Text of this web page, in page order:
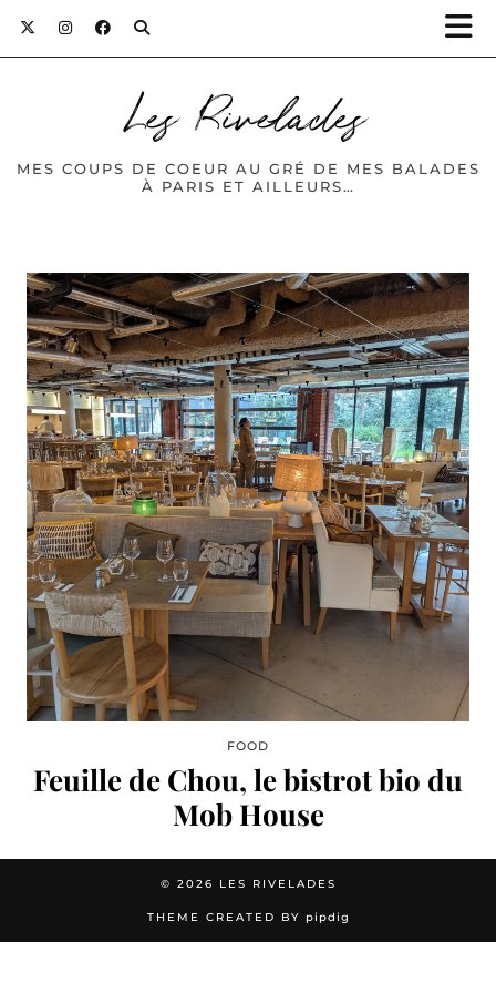
Les Rivelades
MES COUPS DE COEUR AU GRÉ DE MES BALADES
À PARIS ET AILLEURS…
FOOD
Feuille de Chou, le bistrot bio du
Mob House
© 2026 LES RIVELADES
THEME CREATED BY pipdig